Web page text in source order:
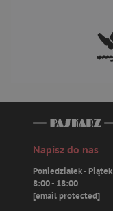
Napisz do nas
Poniedziałek - Piątek
8:00 - 18:00
[email protected]